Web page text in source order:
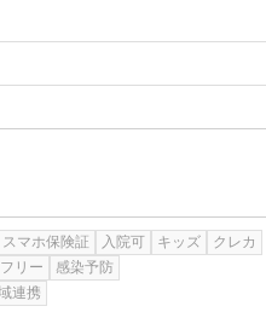
スマホ保険証 入院可 キッズ
クレカ
リー
感染予防
連携